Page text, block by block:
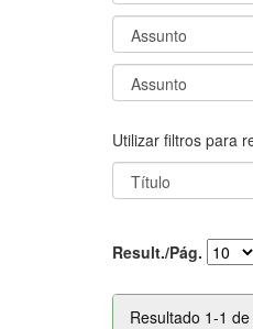
Utilizar filtros para
Result./Pág.
Resultado 1-1 de